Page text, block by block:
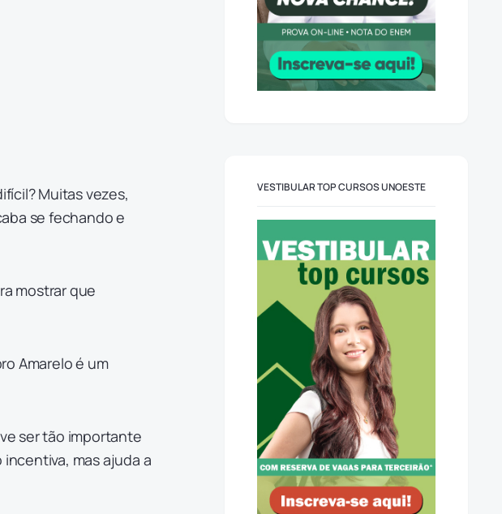
Muitas vezes,
se fechando e
mostrar que
Amarelo é um
ser tão importante
mas ajuda a
VESTIBULAR TOP CURSOS UNOESTE